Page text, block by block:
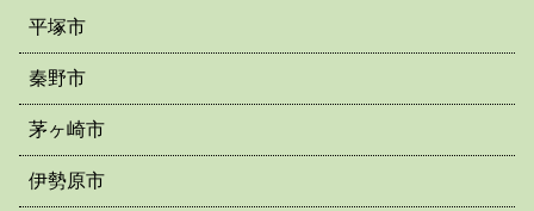
平塚市
秦野市
茅ヶ崎市
伊勢原市